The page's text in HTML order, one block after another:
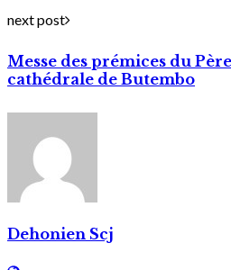
next post
Messe des prémices du
cathédrale de Butembo
Dehonien Scj